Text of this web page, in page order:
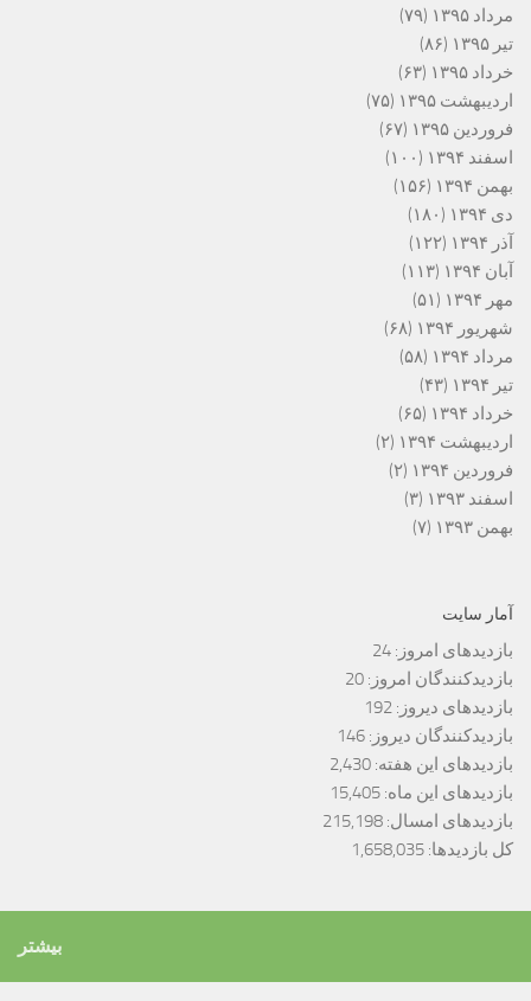
مرداد ۱۳۹۵
(۷۹)
تیر ۱۳۹۵
(۸۶)
خرداد ۱۳۹۵
(۶۳)
اردیبهشت ۱۳۹۵
(۷۵)
فروردین ۱۳۹۵
(۶۷)
اسفند ۱۳۹۴
(۱۰۰)
بهمن ۱۳۹۴
(۱۵۶)
دی ۱۳۹۴
(۱۸۰)
آذر ۱۳۹۴
(۱۲۲)
آبان ۱۳۹۴
(۱۱۳)
مهر ۱۳۹۴
(۵۱)
شهریور ۱۳۹۴
(۶۸)
مرداد ۱۳۹۴
(۵۸)
تیر ۱۳۹۴
(۴۳)
خرداد ۱۳۹۴
(۶۵)
اردیبهشت ۱۳۹۴
(۲)
فروردین ۱۳۹۴
(۲)
اسفند ۱۳۹۳
(۳)
بهمن ۱۳۹۳
(۷)
آمار سایت
بازدیدهای امروز: 24
بازدیدکنندگان امروز: 20
بازدیدهای دیروز: 192
بازدیدکنندگان دیروز: 146
بازدیدهای این هفته: 2,430
بازدیدهای این ماه: 15,405
بازدیدهای امسال: 215,198
کل بازدیدها: 1,658,035
بیشتر